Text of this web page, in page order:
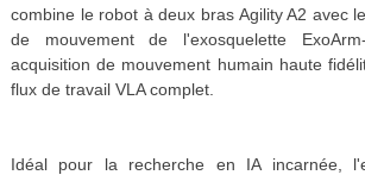
combine le robot à deux bras Agility A2 avec
de mouvement de l'exosquelette
acquisition de mouvement humain haute
flux de travail VLA complet.
Idéal pour la recherche en IA incarnée,